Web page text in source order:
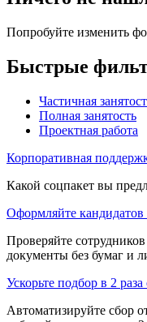
Попробуйте изменить
Быстрые
Частичная
Полная занятость
Проектная работа
Корпоративная
Какой соцпакет вы
Оформляйте кандидатов
Проверяйте
документы без бумаг и
Ускорьте подбор в 2
Автоматизируйте сбор